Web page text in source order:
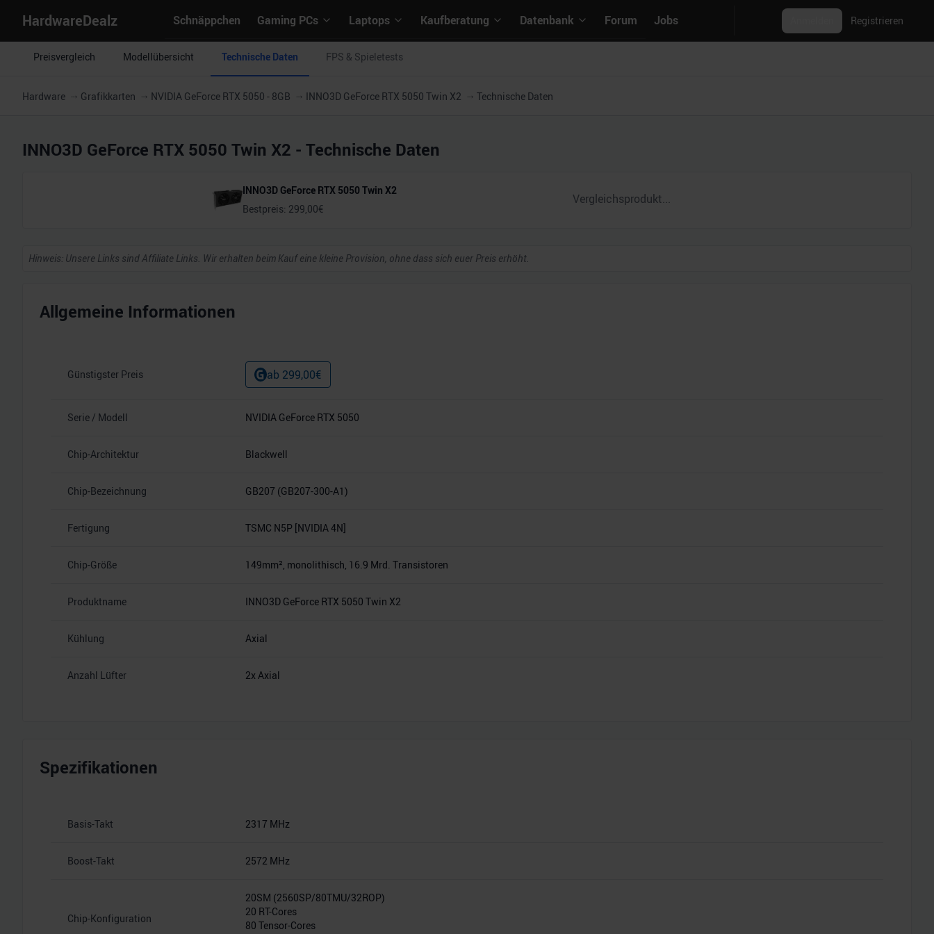
HardwareDealz Schnäppchen Gaming PCs Laptops Kaufberatung Datenbank Forum Jobs Registrieren
Preisvergleich Modellübersicht Technische Daten FPS & Spieletests
Hardware Grafikkarten NVIDIA GeForce RTX 5050 - 8GB INNO3D GeForce RTX 5050 Twin X2 Technische Daten
INNO3D GeForce RTX 5050 Twin X2 - Technische Daten
INNO3D GeForce RTX 5050 Twin X2
Bestpreis: 299,00€
Hinweis: Unsere Links sind Affiliate Links. Wir erhalten beim Kauf eine kleine Provision, ohne dass sich euer Preis erhöht.
Allgemeine Informationen
Günstigster Preis ab 299,00€
Serie / Modell NVIDIA GeForce RTX 5050
Chip-Architektur Blackwell
Chip-Bezeichnung GB207 (GB207-300-A1)
Fertigung TSMC N5P [NVIDIA 4N]
Chip-Größe 149mm², monolithisch, 16.9 Mrd. Transistoren
Produktname INNO3D GeForce RTX 5050 Twin X2
Kühlung Axial
Anzahl Lüfter 2x Axial
Spezifikationen
Basis-Takt 2317 MHz
Boost-Takt 2572 MHz
Chip-Konfiguration
20SM (2560SP/80TMU/32ROP)
20 RT-Cores
80 Tensor-Cores